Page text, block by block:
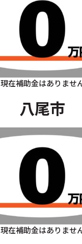
現在補助金はありませ
八尾市
現在補助金はありませ